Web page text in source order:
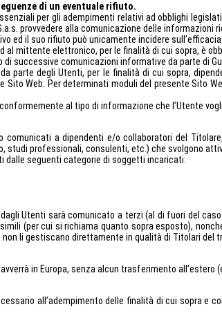
di un eventuale rifiuto.
per gli adempimenti relativi ad obblighi
provvedere alla comunicazione delle informazioni
ed il suo rifiuto può unicamente incidere
al mittente elettronico, per le finalità di cui sopra, è
di successive comunicazioni informative da parte di
parte degli Utenti, per le finalità di cui sopra,
Sito Web. Per determinati moduli del presente Sito
al tipo di informazione che l’Utente
comunicati a dipendenti e/o collaboratori del
professionali, consulenti, etc.) che svolgono
dalle seguenti categorie di soggetti incaricati:
Utenti sarà comunicato a terzi (al di fuori del
(per cui si richiama quanto sopra esposto),
li gestiscano direttamente in qualità di Titolari del
in Europa, senza alcun trasferimento all’estero
all’adempimento delle finalità di cui sopra e